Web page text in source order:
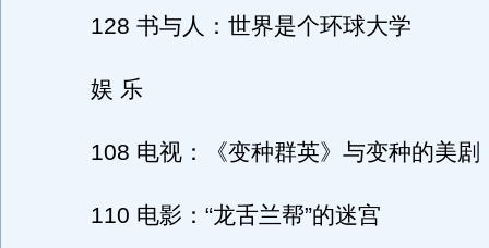
128 书与人：世界是个环球大学
娱 乐
108 电视：《变种群英》与变种的美剧
110 电影：“龙舌兰帮”的迷宫